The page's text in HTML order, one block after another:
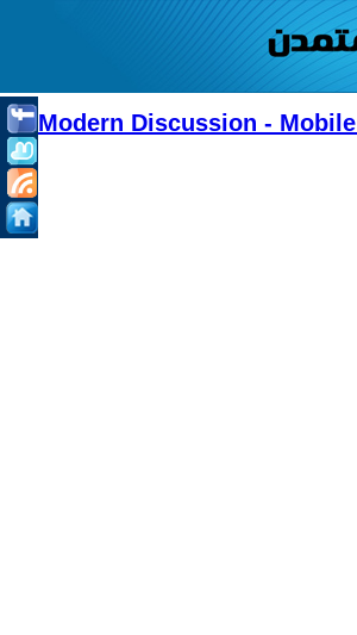
Modern Discussion - Mobile